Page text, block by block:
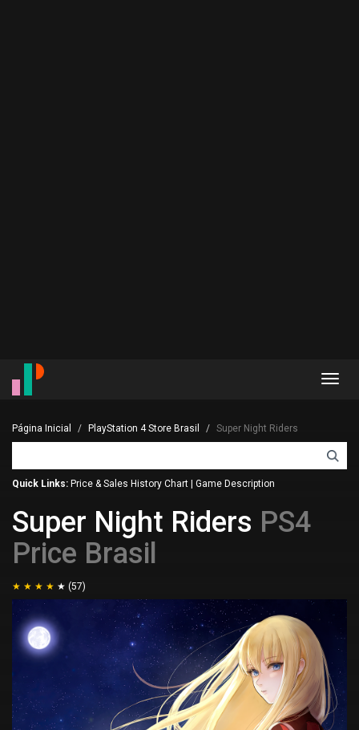
Página Inicial PlayStation 4 Store Brasil Super Night Riders
Quick Links: Price & Sales History Chart Game Description
Super Night Riders PS4
Price Brasil
(57)